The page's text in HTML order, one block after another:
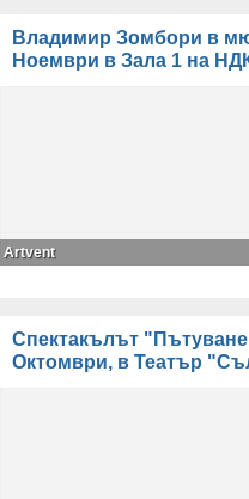
Владимир Зомбори в
Ноември в Зала 1 на
Artvent
Спектакълът
Октомври, в Театър